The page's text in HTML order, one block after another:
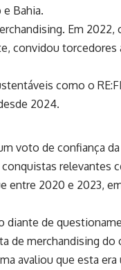
Bahia.
Em 2022,
convidou
como o
2024.
voto de confiança
relevantes
entre 2020 e 2023,
diante de
de merchandising
avaliou que esta